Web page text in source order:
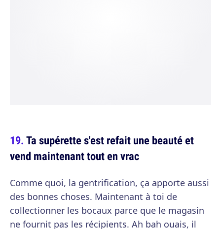
Ta supérette s'est refait une beauté et
vend maintenant tout en vrac
Comme quoi, la gentrification, ça apporte aussi
des bonnes choses. Maintenant à toi de
collectionner les bocaux parce que le magasin
ne fournit pas les récipients. Ah bah ouais, il